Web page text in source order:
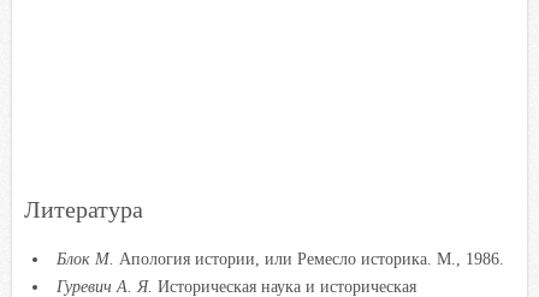
Литература
Блок М. Апология истории, или Ремесло историка. М., 1986.
Гуревич А. Я. Историческая наука и историческая